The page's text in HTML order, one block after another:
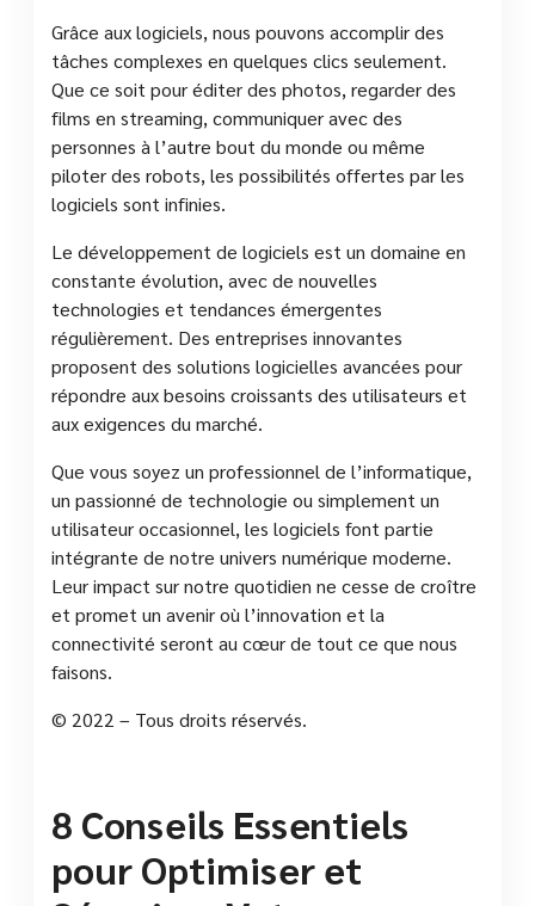
Grâce aux logiciels, nous pouvons accomplir des
tâches complexes en quelques clics seulement.
Que ce soit pour éditer des photos, regarder des
films en streaming, communiquer avec des
personnes à l’autre bout du monde ou même
piloter des robots, les possibilités offertes par les
logiciels sont infinies.
Le développement de logiciels est un domaine en
constante évolution, avec de nouvelles
technologies et tendances émergentes
régulièrement. Des entreprises innovantes
proposent des solutions logicielles avancées pour
répondre aux besoins croissants des utilisateurs et
aux exigences du marché.
Que vous soyez un professionnel de l’informatique,
un passionné de technologie ou simplement un
utilisateur occasionnel, les logiciels font partie
intégrante de notre univers numérique moderne.
Leur impact sur notre quotidien ne cesse de croître
et promet un avenir où l’innovation et la
connectivité seront au cœur de tout ce que nous
faisons.
© 2022 – Tous droits réservés.
8 Conseils Essentiels
pour Optimiser et